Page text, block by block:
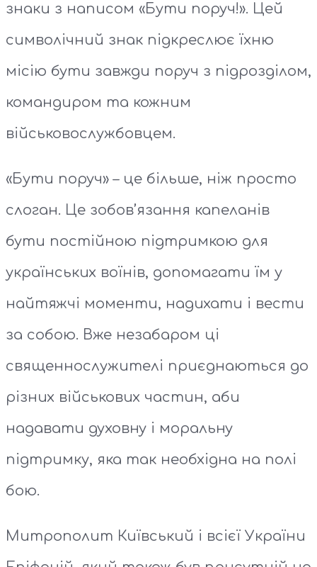
знаки з написом «Бути поруч!». Цей
символічний знак підкреслює їхню
місію бути завжди поруч з підрозділом,
командиром та кожним
військовослужбовцем.
«Бути поруч» – це більше, ніж просто
слоган. Це зобов’язання капеланів
бути постійною підтримкою для
українських воїнів, допомагати їм у
найтяжчі моменти, надихати і вести
за собою. Вже незабаром ці
священнослужителі приєднаються до
різних військових частин, аби
надавати духовну і моральну
підтримку, яка так необхідна на полі
бою.
Митрополит Київський і всієї України